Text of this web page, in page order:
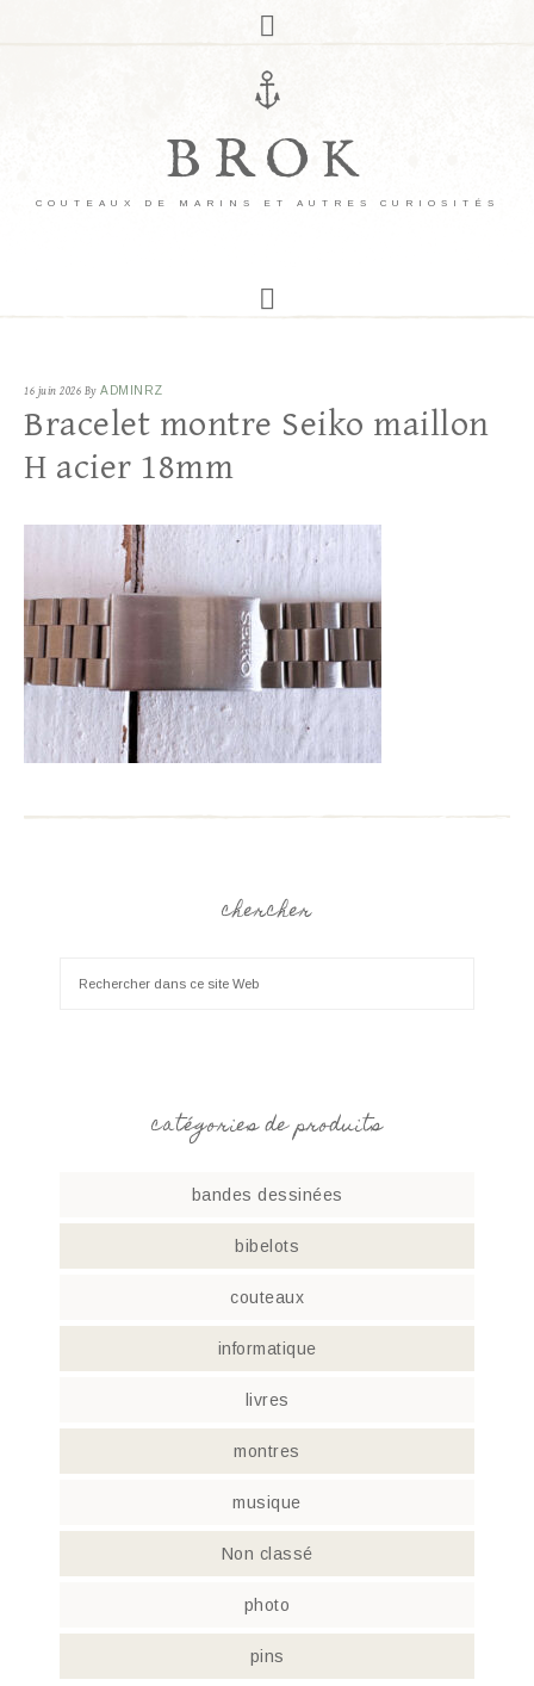
BROK
COUTEAUX DE MARINS ET AUTRES CURIOSITÉS
16 juin 2026 By ADMINRZ
Bracelet montre Seiko maillon
H acier 18mm
chercher
catégories de produits
bandes dessinées
bibelots
couteaux
informatique
livres
montres
musique
Non classé
photo
pins